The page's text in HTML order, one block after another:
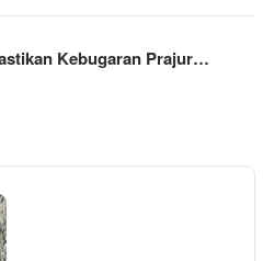
Kebugaran Prajur…